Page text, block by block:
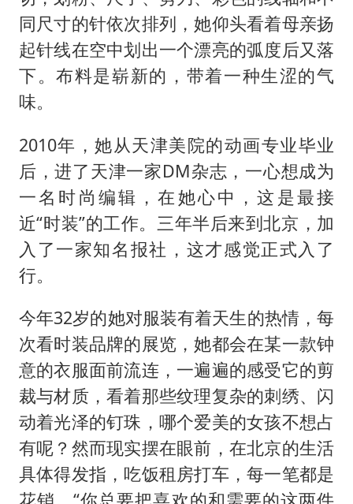
同尺寸的针依次排列，她仰头看着母亲扬
起针线在空中划出一个漂亮的弧度后又落
下。布料是崭新的，带着一种生涩的气
味。
2010年，她从天津美院的动画专业毕业
后，进了天津一家DM杂志，一心想成为
一名时尚编辑，在她心中，这是最接
近“时装”的工作。三年半后来到北京，加
入了一家知名报社，这才感觉正式入了
行。
今年32岁的她对服装有着天生的热情，每
次看时装品牌的展览，她都会在某一款钟
意的衣服面前流连，一遍遍的感受它的剪
裁与材质，看着那些纹理复杂的刺绣、闪
动着光泽的钉珠，哪个爱美的女孩不想占
有呢？然而现实摆在眼前，在北京的生活
具体得发指，吃饭租房打车，每一笔都是